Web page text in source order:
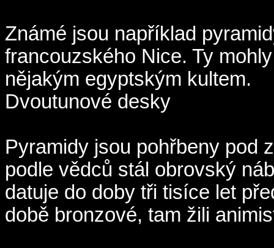
Známé jsou například
francouzského Nice. Ty
nějakým egyptským kultem.
Dvoutunové desky
Pyramidy jsou pohřbeny pod
podle vědců stál obrovský
datuje do doby tři tisíce let
době bronzové, tam žili